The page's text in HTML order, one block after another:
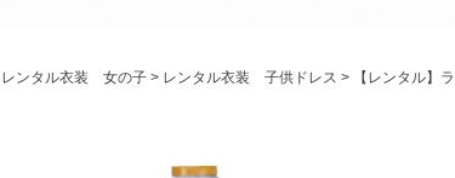
Graduation & Entrance
レンタル衣装 女の子 レンタル衣装 子供ドレス 【レンタル】